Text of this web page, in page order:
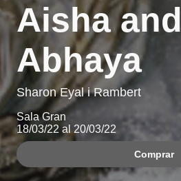
Aisha and
Abhaya
Sharon Eyal i Rambert
Sala Gran
18/03/22 al 20/03/22
Comprar